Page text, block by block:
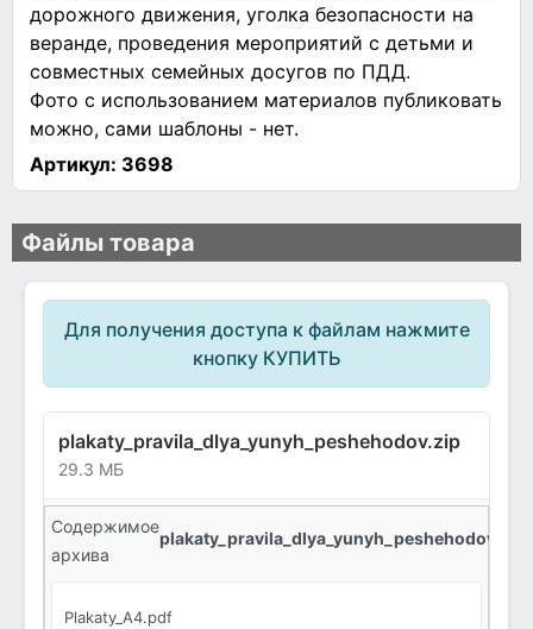
дорожного движения, уголка безопасности на
веранде, проведения мероприятий с детьми и
совместных семейных досугов по ПДД.
Фото с использованием материалов публиковать
можно, сами шаблоны - нет.
Артикул: 3698
Файлы товара
Для получения доступа к файлам нажмите
кнопку КУПИТЬ
plakaty_pravila_dlya_yunyh_peshehodov.zip
29.3 МБ
Содержимое
архива
plakaty_pravila_dlya_yunyh_peshehodov.zip:
Plakaty_A4.pdf